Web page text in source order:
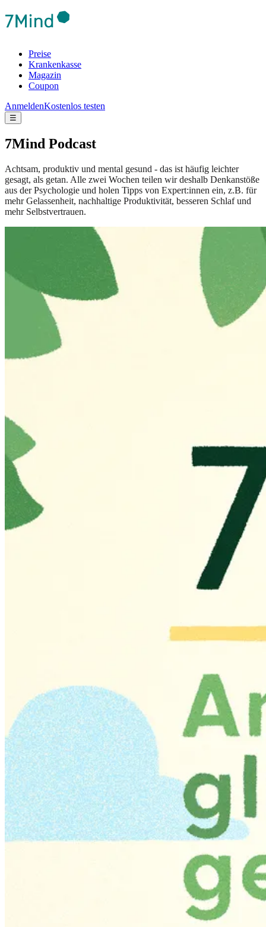
Preise
Krankenkasse
Magazin
Coupon
AnmeldenKostenlos testen
☰
7Mind Podcast
Achtsam, produktiv und mental gesund - das ist häufig leichter
gesagt, als getan. Alle zwei Wochen teilen wir deshalb Denkanstöße
aus der Psychologie und holen Tipps von Expert:innen ein, z.B. für
mehr Gelassenheit, nachhaltige Produktivität, besseren Schlaf und
mehr Selbstvertrauen.